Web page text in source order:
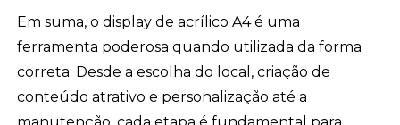
Em suma, o display de acrílico A4 é uma
ferramenta poderosa quando utilizada da forma
correta. Desde a escolha do local, criação de
conteúdo atrativo e personalização até a